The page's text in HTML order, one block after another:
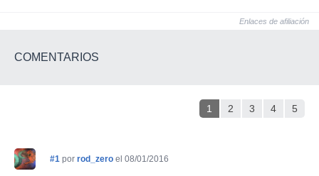
Enlaces de afiliación
COMENTARIOS
1 2 3 4 5
#1 por rod_zero el 08/01/2016